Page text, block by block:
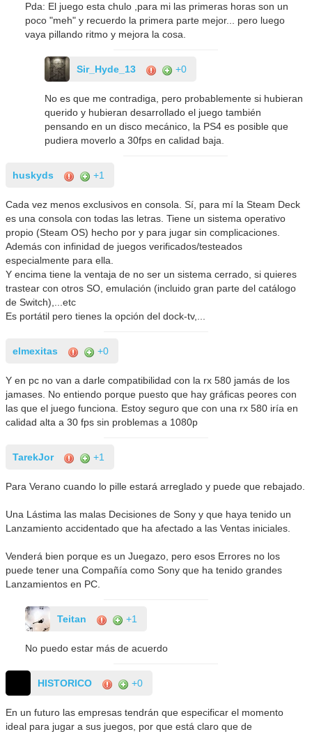
Pda: El juego esta chulo ,para mi las primeras horas son un
poco "meh" y recuerdo la primera parte mejor... pero luego
vaya pillando ritmo y mejora la cosa.
Sir_Hyde_13 +0
No es que me contradiga, pero probablemente si hubieran
querido y hubieran desarrollado el juego también
pensando en un disco mecánico, la PS4 es posible que
pudiera moverlo a 30fps en calidad baja.
huskyds +1
Cada vez menos exclusivos en consola. Sí, para mí la Steam Deck
es una consola con todas las letras. Tiene un sistema operativo
propio (Steam OS) hecho por y para jugar sin complicaciones.
Además con infinidad de juegos verificados/testeados
especialmente para ella.
Y encima tiene la ventaja de no ser un sistema cerrado, si quieres
trastear con otros SO, emulación (incluido gran parte del catálogo
de Switch),...etc
Es portátil pero tienes la opción del dock-tv,...
elmexitas +0
Y en pc no van a darle compatibilidad con la rx 580 jamás de los
jamases. No entiendo porque puesto que hay gráficas peores con
las que el juego funciona. Estoy seguro que con una rx 580 iría en
calidad alta a 30 fps sin problemas a 1080p
TarekJor +1
Para Verano cuando lo pille estará arreglado y puede que rebajado.
Una Lástima las malas Decisiones de Sony y que haya tenido un
Lanzamiento accidentado que ha afectado a las Ventas iniciales.
Venderá bien porque es un Juegazo, pero esos Errores no los
puede tener una Compañía como Sony que ha tenido grandes
Lanzamientos en PC.
Teitan +1
No puedo estar más de acuerdo
HISTORICO +0
En un futuro las empresas tendrán que especificar el momento
ideal para jugar a sus juegos, por que está claro que de